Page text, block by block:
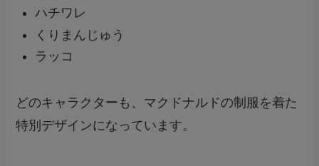
ハチワレ
くりまんじゅう
ラッコ
どのキャラクターも、マクドナルドの制服を着た
特別デザインになっています。